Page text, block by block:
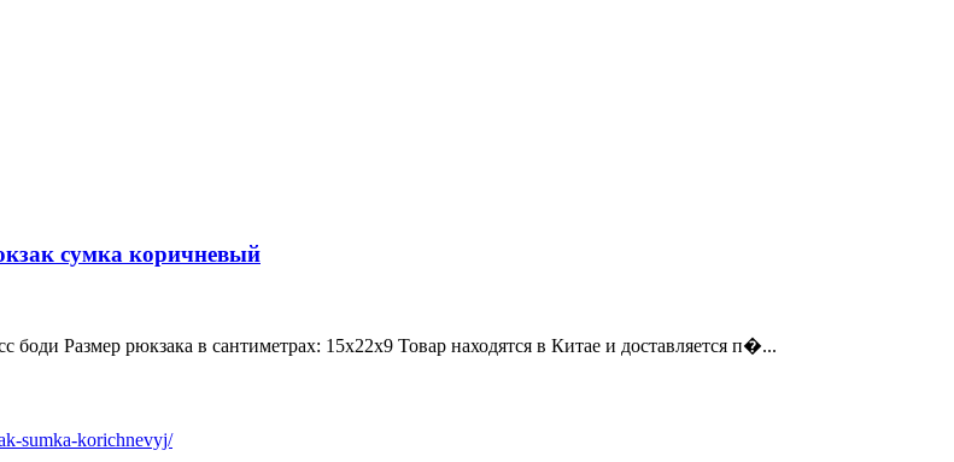
сумка коричневый
Размер рюкзака в сантиметрах: 15х22х9 Товар находятся в Китае и доставляется п�...
sumka-korichnevyj/